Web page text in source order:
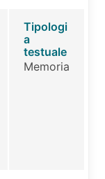
Tipologi
a
testuale
Memoria